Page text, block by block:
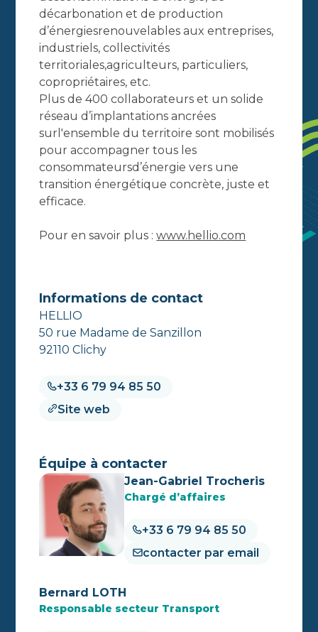
décarbonation et de production
d’énergiesrenouvelables aux entreprises,
industriels, collectivités
territoriales,agriculteurs, particuliers,
copropriétaires, etc.
Plus de 400 collaborateurs et un solide
réseau d’implantations ancrées
surl'ensemble du territoire sont mobilisés
pour accompagner tous les
consommateursd’énergie vers une
transition énergétique concrète, juste et
efficace.
Pour en savoir plus :www.hellio.com
Informations de contact
HELLIO
50 rue Madame de Sanzillon
92110 Clichy
+33 6 79 94 85 50
Site web
Équipe à contacter
Jean-Gabriel Trocheris
Chargé d’affaires
+33 6 79 94 85 50
contacter par email
Bernard LOTH
Responsable secteur Transport